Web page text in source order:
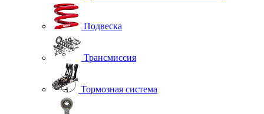
Подвеска
Трансмиссия
Тормозная система